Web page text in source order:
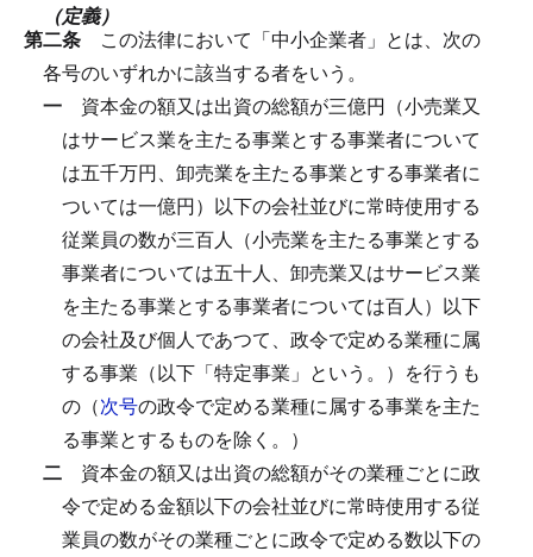
（定義）
第二条 この法律において「中小企業者」とは、次の
各号のいずれかに該当する者をいう。
一 資本金の額又は出資の総額が三億円（小売業又
はサービス業を主たる事業とする事業者について
は五千万円、卸売業を主たる事業とする事業者に
ついては一億円）以下の会社並びに常時使用する
従業員の数が三百人（小売業を主たる事業とする
事業者については五十人、卸売業又はサービス業
を主たる事業とする事業者については百人）以下
の会社及び個人であつて、政令で定める業種に属
する事業（以下「特定事業」という。）を行うも
の（次号の政令で定める業種に属する事業を主た
る事業とするものを除く。）
二 資本金の額又は出資の総額がその業種ごとに政
令で定める金額以下の会社並びに常時使用する従
業員の数がその業種ごとに政令で定める数以下の